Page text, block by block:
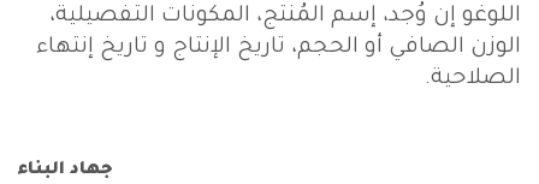
اللوغو إن وُجد، إسم المُنتج، المكونات التفصيلية،
الوزن الصافي أو الحجم، تاريخ الإنتاج و تاريخ إنتهاء
الصلاحية.
جهاد البناء